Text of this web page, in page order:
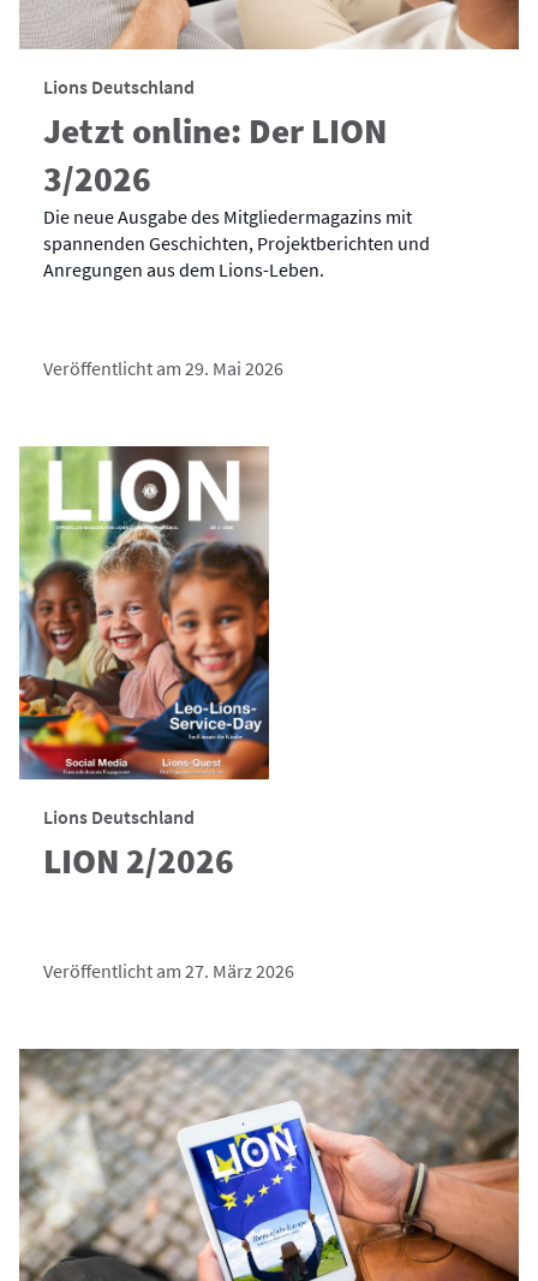
Lions Deutschland
Jetzt online: Der LION
3/2026
Die neue Ausgabe des Mitgliedermagazins mit
spannenden Geschichten, Projektberichten und
Anregungen aus dem Lions-Leben.
Veröffentlicht am 29. Mai 2026
Lions Deutschland
LION 2/2026
Veröffentlicht am 27. März 2026